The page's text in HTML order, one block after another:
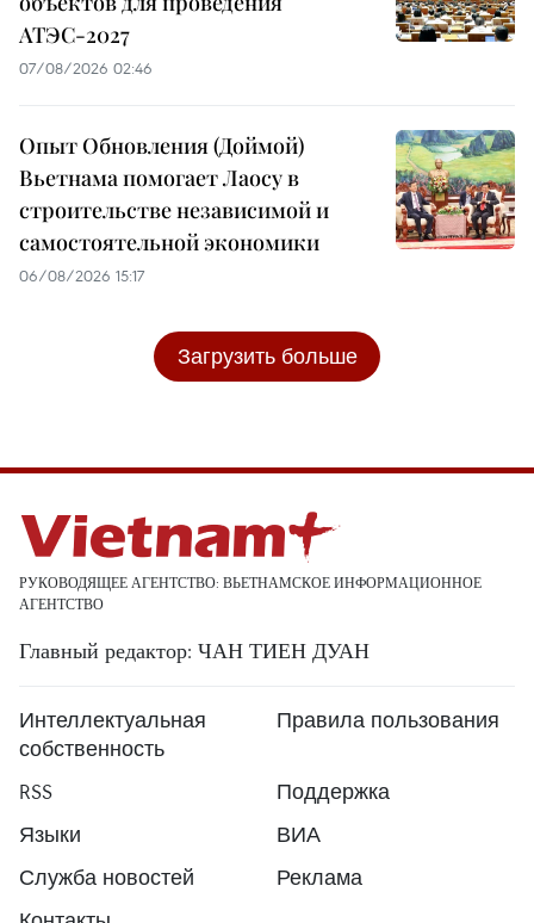
АТЭС-2027
07/08/2026 02:46
Опыт Обновления (Доймой)
Вьетнама помогает Лаосу в
строительстве независимой и
самостоятельной экономики
06/08/2026 15:17
Загрузить больше
РУКОВОДЯЩЕЕ АГЕНТСТВО: ВЬЕТНАМСКОЕ ИНФОРМАЦИОННОЕ
АГЕНТСТВО
Главный редактор: ЧАН ТИЕН ДУАН
Интеллектуальная
собственность
Правила пользования
RSS
Поддержка
Языки
ВИА
Служба новостей
Реклама